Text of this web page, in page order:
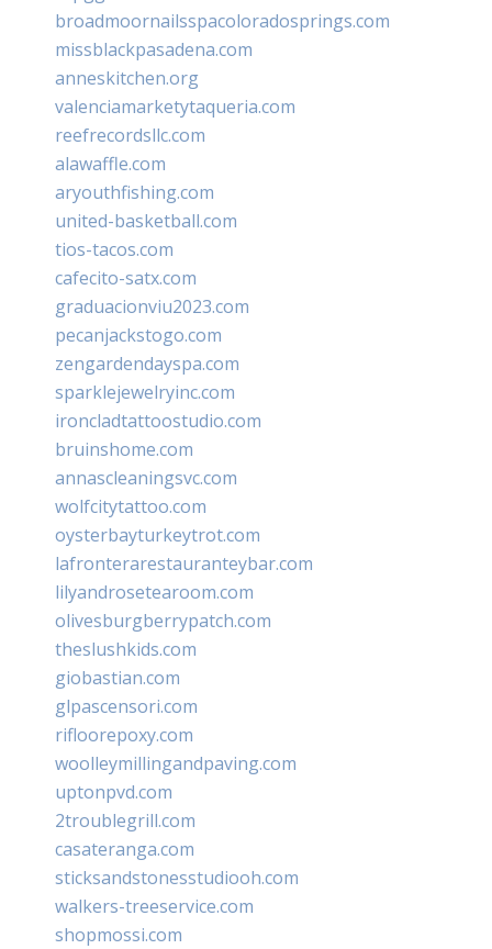
broadmoornailsspacoloradosprings.com
missblackpasadena.com
anneskitchen.org
valenciamarketytaqueria.com
reefrecordsllc.com
alawaffle.com
aryouthfishing.com
united-basketball.com
tios-tacos.com
cafecito-satx.com
graduacionviu2023.com
pecanjackstogo.com
zengardendayspa.com
sparklejewelryinc.com
ironcladtattoostudio.com
bruinshome.com
annascleaningsvc.com
wolfcitytattoo.com
oysterbayturkeytrot.com
lafronterarestauranteybar.com
lilyandrosetearoom.com
olivesburgberrypatch.com
theslushkids.com
giobastian.com
glpascensori.com
rifloorepoxy.com
woolleymillingandpaving.com
uptonpvd.com
2troublegrill.com
casateranga.com
sticksandstonesstudiooh.com
walkers-treeservice.com
shopmossi.com